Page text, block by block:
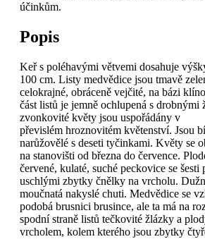
účinkům.
Popis
Keř s poléhavými větvemi dosahuje
100 cm. Listy medvědice jsou tmavě
celokrajné, obráceně vejčité, na bázi
část listů je jemně ochlupená s
zvonkovité květy jsou uspořádány v
převislém hroznovitém květenství. Jsou
narůžovělé s deseti tyčinkami. Květy se
na stanovišti od března do července.
červené, kulaté, suché peckovice se šesti
uschlými zbytky čnělky na vrcholu.
moučnatá nakyslé chuti. Medvědice se
podobá brusnici brusince, ale ta má na
spodní straně listů tečkovité žlázky a
vrcholem, kolem kterého jsou zbytky